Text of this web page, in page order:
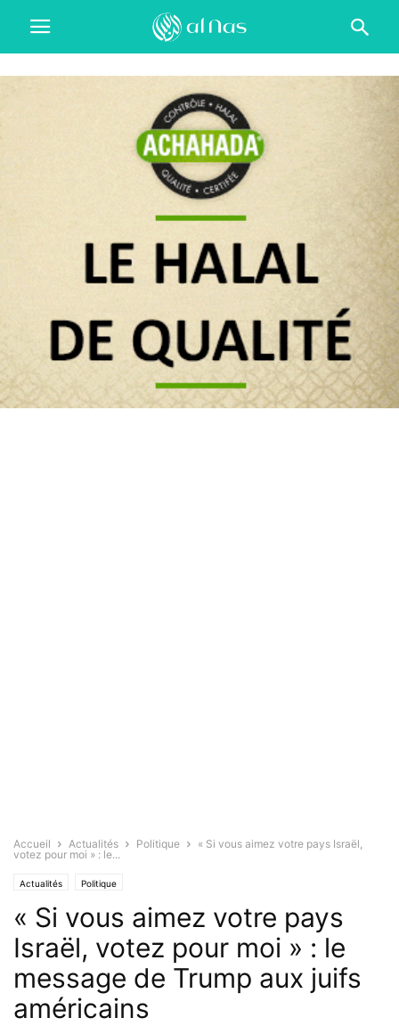
Accueil Actualités Politique
« Si vous aimez votre pays Israël,
votez pour moi » : le...
Actualités Politique
« Si vous aimez votre pays
Israël, votez pour moi » : le
message de Trump aux juifs
américains